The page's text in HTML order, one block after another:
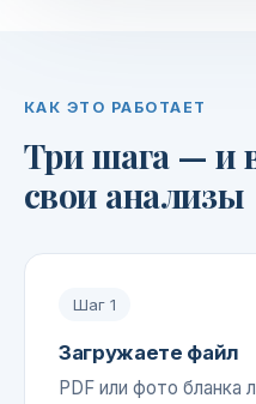
КАК ЭТО РАБОТАЕТ
Три шага — и
свои анализы
Шаг 1
Загружаете файл
PDF или фото бланка